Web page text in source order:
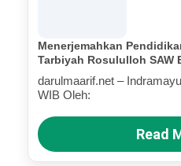
Menerjemahkan
Tarbiyah Rosululloh SAW
Terluka (Bagian IV)
darulmaarif.net –
WIB Oleh:
Read